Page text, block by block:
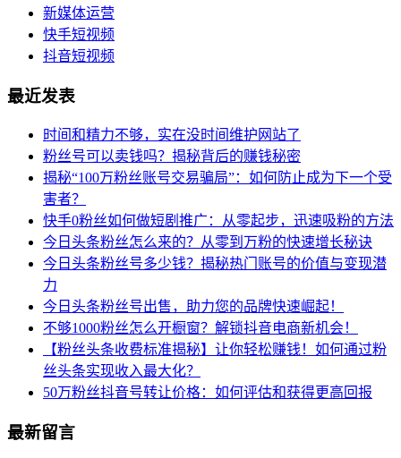
新媒体运营
快手短视频
抖音短视频
最近发表
时间和精力不够，实在没时间维护网站了
粉丝号可以卖钱吗？揭秘背后的赚钱秘密
揭秘“100万粉丝账号交易骗局”：如何防止成为下一个受
害者？
快手0粉丝如何做短剧推广：从零起步，迅速吸粉的方法
今日头条粉丝怎么来的？从零到万粉的快速增长秘诀
今日头条粉丝号多少钱？揭秘热门账号的价值与变现潜
力
今日头条粉丝号出售，助力您的品牌快速崛起！
不够1000粉丝怎么开橱窗？解锁抖音电商新机会！
【粉丝头条收费标准揭秘】让你轻松赚钱！如何通过粉
丝头条实现收入最大化？
50万粉丝抖音号转让价格：如何评估和获得更高回报
最新留言